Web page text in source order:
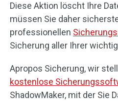
Diese Aktion löscht Ihre
müssen Sie daher
professionellen
Sicherung aller Ihrer
Apropos Sicherung, wir
kostenlose
ShadowMaker, mit der Sie